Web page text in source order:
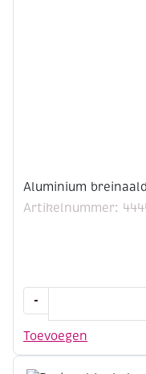
Aluminium
Artikelnummer:
Toevoegen
-
breinaalden
met
40